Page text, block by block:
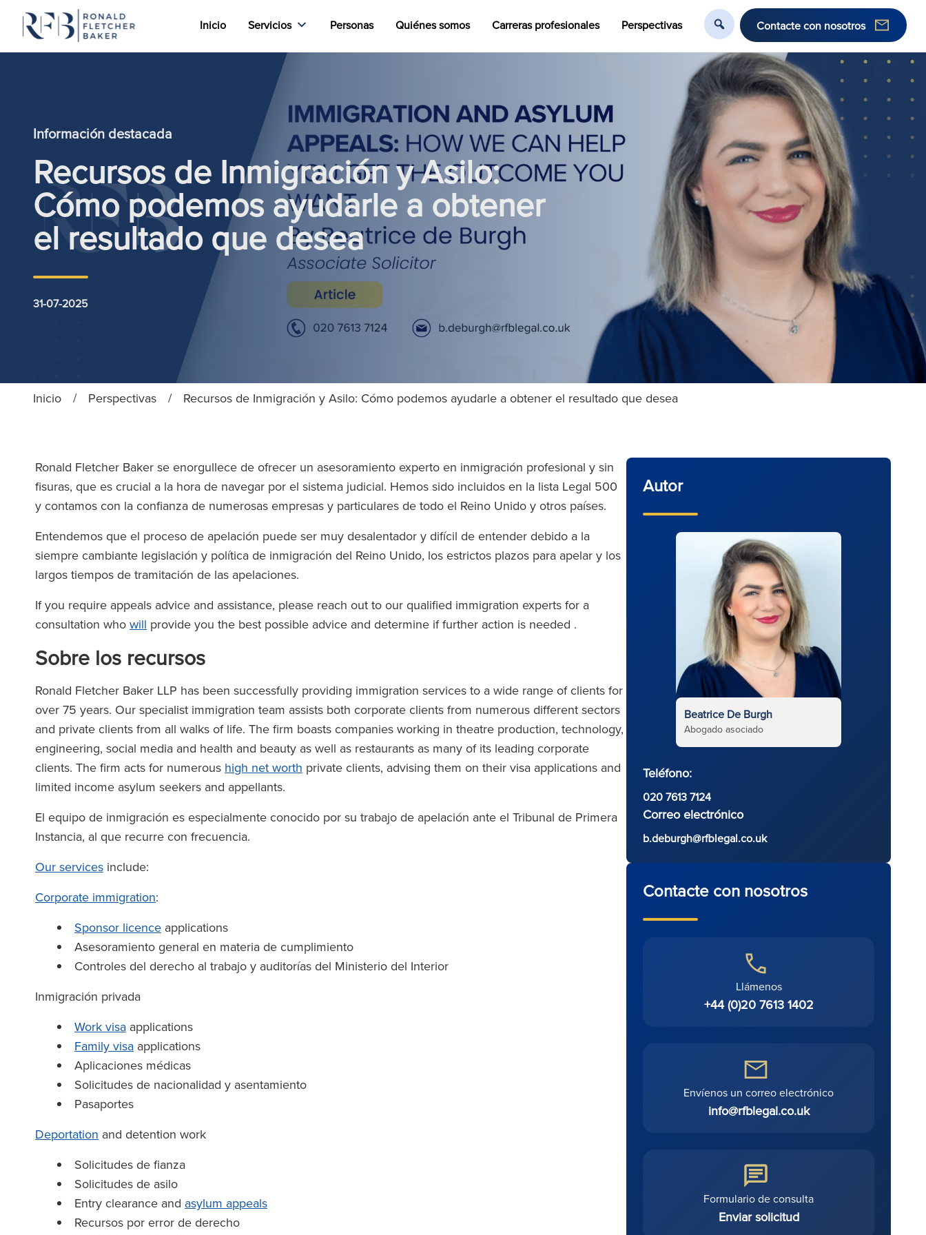
Inicio Servicios Personas Quiénes somos Carreras profesionales Perspectivas Contacte con nosotros
Información destacada
Recursos de Inmigración y Asilo:
Cómo podemos ayudarle a obtener
el resultado que desea
31-07-2025
Inicio / Perspectivas / Recursos de Inmigración y Asilo: Cómo podemos ayudarle a obtener el resultado que desea
Ronald Fletcher Baker se enorgullece de ofrecer un asesoramiento experto en inmigración profesional y sin
fisuras, que es crucial a la hora de navegar por el sistema judicial. Hemos sido incluidos en la lista Legal 500
y contamos con la confianza de numerosas empresas y particulares de todo el Reino Unido y otros países.
Entendemos que el proceso de apelación puede ser muy desalentador y difícil de entender debido a la
siempre cambiante legislación y política de inmigración del Reino Unido, los estrictos plazos para apelar y los
largos tiempos de tramitación de las apelaciones.
If you require appeals advice and assistance, please reach out to our qualified immigration experts for a
consultation who will provide you the best possible advice and determine if further action is needed .
Sobre los recursos
Ronald Fletcher Baker LLP has been successfully providing immigration services to a wide range of clients for
over 75 years. Our specialist immigration team assists both corporate clients from numerous different sectors
and private clients from all walks of life. The firm boasts companies working in theatre production, technology,
engineering, social media and health and beauty as well as restaurants as many of its leading corporate
clients. The firm acts for numerous high net worth private clients, advising them on their visa applications and
limited income asylum seekers and appellants.
El equipo de inmigración es especialmente conocido por su trabajo de apelación ante el Tribunal de Primera
Instancia, al que recurre con frecuencia.
Our services include:
Corporate immigration:
Sponsor licence applications
Asesoramiento general en materia de cumplimiento
Controles del derecho al trabajo y auditorías del Ministerio del Interior
Inmigración privada
Work visa applications
Family visa applications
Aplicaciones médicas
Solicitudes de nacionalidad y asentamiento
Pasaportes
Deportation and detention work
Solicitudes de fianza
Solicitudes de asilo
Entry clearance and asylum appeals
Recursos por error de derecho
Autor
Beatrice De Burgh
Abogado asociado
Teléfono:
020 7613 7124
Correo electrónico
b.deburgh@rfblegal.co.uk
Contacte con nosotros
Llámenos
+44 (0)20 7613 1402
Envíenos un correo electrónico
info@rfblegal.co.uk
Formulario de consulta
Enviar solicitud